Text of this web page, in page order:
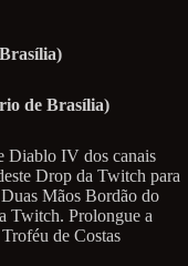
de Brasília)
Diablo IV dos canais
Drop da Twitch para
Mãos Bordão do
Twitch. Prolongue a
de Costas